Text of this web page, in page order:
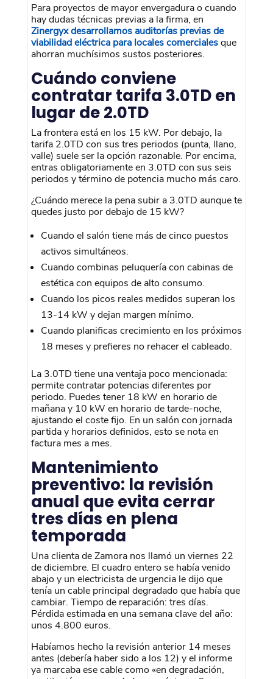
Para proyectos de mayor envergadura o cuando
hay dudas técnicas previas a la firma, en
Zinergyx desarrollamos auditorías previas de
viabilidad eléctrica para locales comercialesque
ahorran muchísimos sustos posteriores.
Cuándo conviene
contratar tarifa 3.0TD en
lugar de 2.0TD
La frontera está en los 15 kW. Por debajo, la
tarifa 2.0TD con sus tres periodos (punta, llano,
valle) suele ser la opción razonable. Por encima,
entras obligatoriamente en 3.0TD con sus seis
periodos y término de potencia mucho más caro.
¿Cuándo merece la pena subir a 3.0TD aunque te
quedes justo por debajo de 15 kW?
Cuando el salón tiene más de cinco puestos
activos simultáneos.
Cuando combinas peluquería con cabinas de
estética con equipos de alto consumo.
Cuando los picos reales medidos superan los
13-14 kW y dejan margen mínimo.
Cuando planificas crecimiento en los próximos
18 meses y prefieres no rehacer el cableado.
La 3.0TD tiene una ventaja poco mencionada:
permite contratar potencias diferentes por
periodo. Puedes tener 18 kW en horario de
mañana y 10 kW en horario de tarde-noche,
ajustando el coste fijo. En un salón con jornada
partida y horarios definidos, esto se nota en
factura mes a mes.
Mantenimiento
preventivo: la revisión
anual que evita cerrar
tres días en plena
temporada
Una clienta de Zamora nos llamó un viernes 22
de diciembre. El cuadro entero se había venido
abajo y un electricista de urgencia le dijo que
tenía un cable principal degradado que había que
cambiar. Tiempo de reparación: tres días.
Pérdida estimada en una semana clave del año:
unos 4.800 euros.
Habíamos hecho la revisión anterior 14 meses
antes (debería haber sido a los 12) y el informe
ya marcaba ese cable como «en degradación,